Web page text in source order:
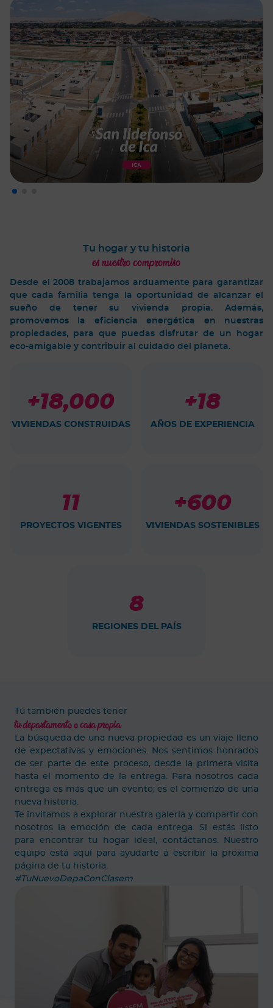
Tu hogar y tu historia
es nuestro compromiso
Desde el 2008 trabajamos arduamente para garantizar
que cada familia tenga la oportunidad de alcanzar el
sueño de tener su vivienda propia. Además,
promovemos la eficiencia energética en nuestras
propiedades, para que puedas disfrutar de un hogar
eco-amigable y contribuir al cuidado del planeta.
+18,000
VIVIENDAS CONSTRUIDAS
+18
AÑOS DE EXPERIENCIA
11
PROYECTOS VIGENTES
+600
VIVIENDAS SOSTENIBLES
8
REGIONES DEL PAÍS
Tú también puedes tener
tu departamento o casa propia
La búsqueda de una nueva propiedad es un viaje lleno
de expectativas y emociones. Nos sentimos honrados
de ser parte de este proceso, desde la primera visita
hasta el momento de la entrega. Para nosotros cada
entrega es más que un evento; es el comienzo de una
nueva historia.
Te invitamos a explorar nuestra galería y compartir con
nosotros la emoción de cada entrega. Si estás listo
para encontrar tu hogar ideal, contáctanos. Nuestro
equipo está aquí para ayudarte a escribir la próxima
página de tu historia.
#TuNuevoDepaConClasem